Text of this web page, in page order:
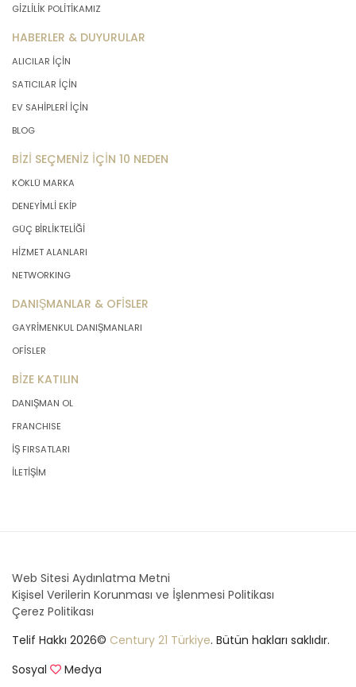
GİZLİLİK POLİTİKAMIZ
HABERLER & DUYURULAR
ALICILAR İÇİN
SATICILAR İÇİN
EV SAHİPLERİ İÇİN
BLOG
BİZİ SEÇMENİZ İÇİN 10 NEDEN
KÖKLÜ MARKA
DENEYİMLİ EKİP
GÜÇ BİRLİKTELİĞİ
HİZMET ALANLARI
NETWORKING
DANIŞMANLAR & OFİSLER
GAYRİMENKUL DANIŞMANLARI
OFİSLER
BİZE KATILIN
DANIŞMAN OL
FRANCHISE
İŞ FIRSATLARI
İLETİŞİM
Web Sitesi Aydınlatma Metni
Kişisel Verilerin Korunması ve İşlenmesi Politikası
Çerez Politikası
Telif Hakkı 2026© Century 21 Türkiye. Bütün hakları saklıdır.
Sosyal
Medya